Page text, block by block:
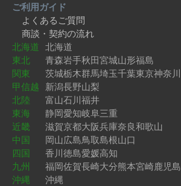
ご利用ガイド
よくあるご質問
商談・契約の流れ
北海道 北海道
東北
青森岩手秋田宮城山形福島
関東
茨城栃木群馬埼玉千葉東京神奈川
甲信越 新潟長野山梨
北陸
富山石川福井
東海
静岡愛知岐阜三重
近畿
滋賀京都大阪兵庫奈良和歌山
中国
岡山広島鳥取島根山口
四国
香川徳島愛媛高知
九州
福岡佐賀長崎大分熊本宮崎鹿児島
沖縄
沖縄